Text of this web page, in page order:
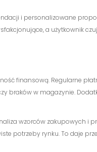
i personalizowane
a użytkownik
finansową. Regularne
braków w magazynie.
wzorców zakupowych i
potrzeby rynku. To daje